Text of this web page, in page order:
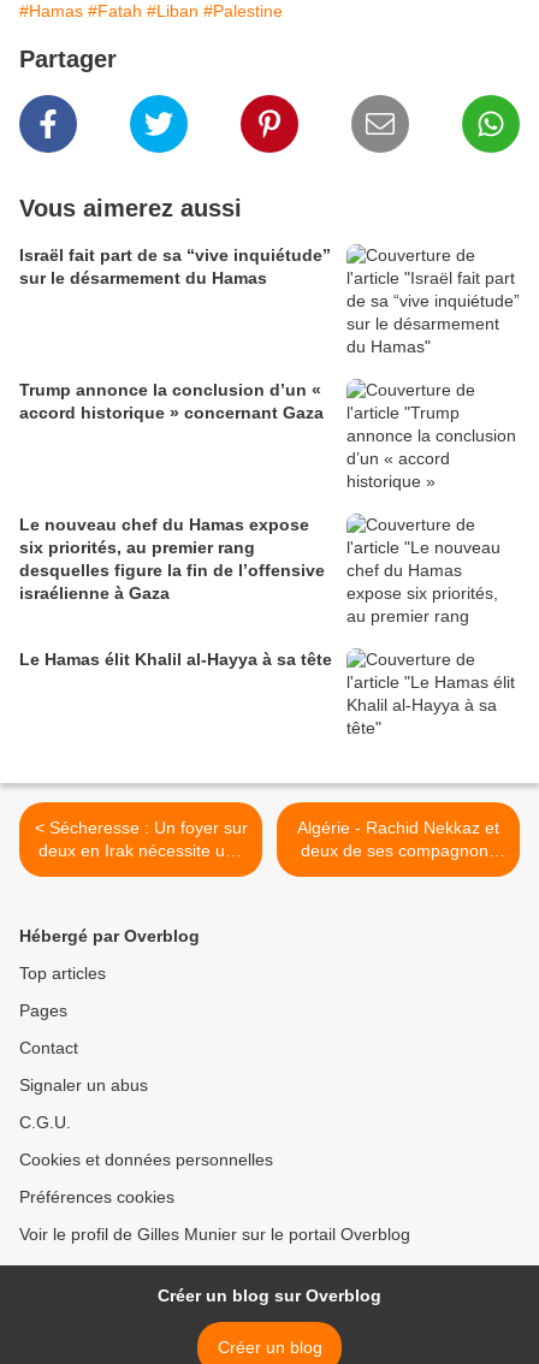
#Hamas #Fatah #Liban #Palestine
Partager
Vous aimerez aussi
Israël fait part de sa “vive inquiétude”
sur le désarmement du Hamas
Trump annonce la conclusion d’un «
accord historique » concernant Gaza
Le nouveau chef du Hamas expose
six priorités, au premier rang
desquelles figure la fin de l’offensive
israélienne à Gaza
Le Hamas élit Khalil al-Hayya à sa tête
< Sécheresse : Un foyer sur
deux en Irak nécessite une
aide alimentaire
Algérie - Rachid Nekkaz et
deux de ses compagnons
échappent à la mort lors
Hébergé par Overblog
Top articles
Pages
Contact
Signaler un abus
C.G.U.
Cookies et données personnelles
Préférences cookies
Voir le profil de Gilles Munier sur le portail Overblog
Créer un blog sur Overblog
Créer un blog